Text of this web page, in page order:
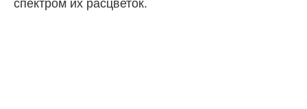
спектром их расцветок.